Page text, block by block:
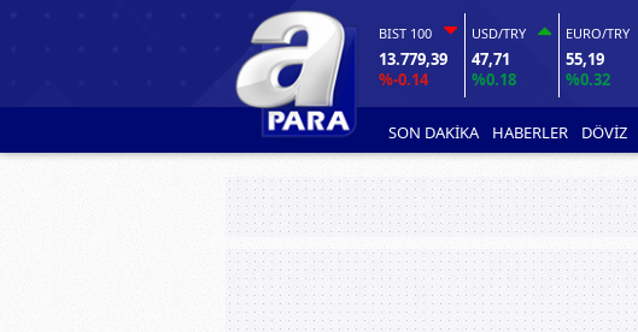
BIST 100
13.779,39
%-0.14
USD/TRY
47,71
%0.18
EURO/TRY
55,19
%0.32
SON DAKİKA HABERLER DÖVİZ